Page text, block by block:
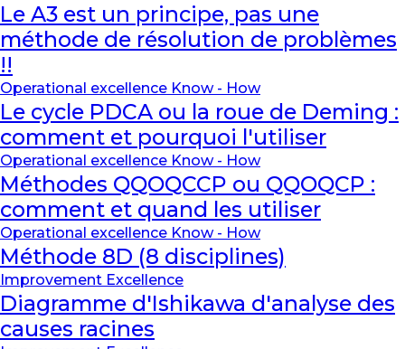
Le A3 est un principe, pas une
méthode de résolution de problèmes
!!
Operational excellence Know - How
Le cycle PDCA ou la roue de Deming :
comment et pourquoi l'utiliser
Operational excellence Know - How
Méthodes QQOQCCP ou QQOQCP :
comment et quand les utiliser
Operational excellence Know - How
Méthode 8D (8 disciplines)
Improvement Excellence
Diagramme d'Ishikawa d'analyse des
causes racines